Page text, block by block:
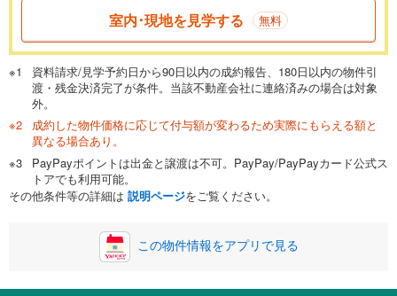
一般的には最長35年まで借り入れ可能です。多くの金融機関
が完済時の年齢は80歳までを条件としています。
閉じる
頭金 万円
0万円 2,480万円
自己資金から住宅購入にかけられる金額を入力してくださ
い。一般的には物件価格の2割までが目安です。
閉じる
ボーナス
万円
0円
室内･現地を見学する 無料
資料請求/見学予約日から90日以内の成約報告、180日以内の物件引
渡・残金決済完了が条件。当該不動産会社に連絡済みの場合は対象
外。
成約した物件価格に応じて付与額が変わるため実際にもらえる額と
異なる場合あり。
PayPayポイントは出金と譲渡は不可。PayPay/PayPayカード公式ス
トアでも利用可能。
その他条件等の詳細は 説明ページをご覧ください。
この物件情報をアプリで見る